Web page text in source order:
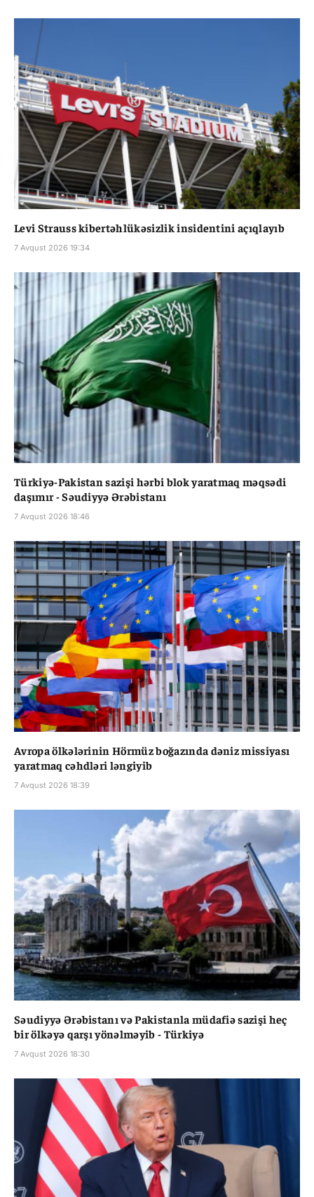
Levi Strauss kibertəhlükəsizlik insidentini açıqlayıb
7 Avqust 2026 19:34
Türkiyə-Pakistan sazişi hərbi blok yaratmaq məqsədi
daşımır - Səudiyyə Ərəbistanı
7 Avqust 2026 18:46
Avropa ölkələrinin Hörmüz boğazında dəniz missiyası
yaratmaq cəhdləri ləngiyib
7 Avqust 2026 18:39
Səudiyyə Ərəbistanı və Pakistanla müdafiə sazişi heç
bir ölkəyə qarşı yönəlməyib - Türkiyə
7 Avqust 2026 18:30